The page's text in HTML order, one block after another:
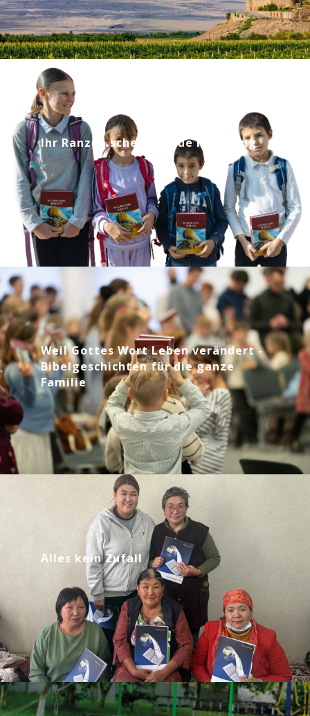
Ihr Ranzen schenkt neue Hoffnung
Weil Gottes Wort Leben verändert -
Bibelgeschichten für die ganze
Familie
Alles kein Zufall